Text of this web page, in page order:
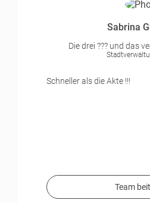
Sabrina
Die drei ??? und das
Schneller als die Akte !!!
Team